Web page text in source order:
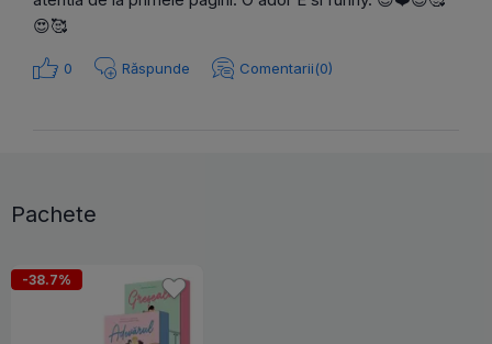
😍🥰
0 Răspunde Comentarii(0)
Pachete
-38.7%